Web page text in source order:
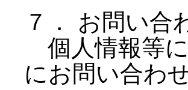
７． お問い合
個人情報等
にお問い合わ